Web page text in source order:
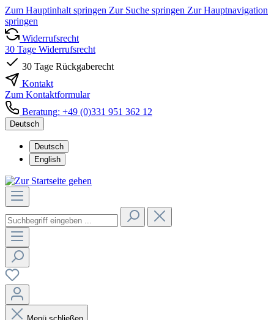
Zum Hauptinhalt springen Zur Suche springen Zur Hauptnavigation
springen
Widerrufsrecht
30 Tage Widerrufsrecht
30 Tage Rückgaberecht
Kontakt
Zum Kontaktformular
Beratung: +49 (0)331 951 362 12
Deutsch
Deutsch
English